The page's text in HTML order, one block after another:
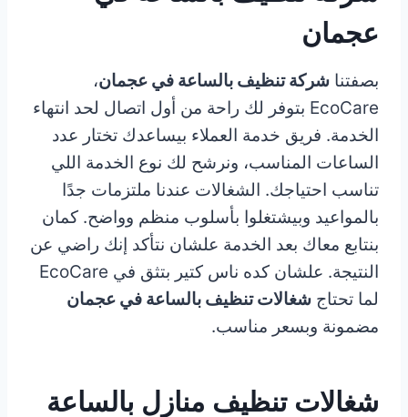
عجمان
بصفتنا شركة تنظيف بالساعة في عجمان،
EcoCare بتوفر لك راحة من أول اتصال لحد انتهاء
الخدمة. فريق خدمة العملاء بيساعدك تختار عدد
الساعات المناسب، ونرشح لك نوع الخدمة اللي
تناسب احتياجك. الشغالات عندنا ملتزمات جدًا
بالمواعيد وبيشتغلوا بأسلوب منظم وواضح. كمان
بنتابع معاك بعد الخدمة علشان نتأكد إنك راضي عن
النتيجة. علشان كده ناس كتير بتثق في EcoCare
لما تحتاج شغالات تنظيف بالساعة في عجمان
مضمونة وبسعر مناسب.
شغالات تنظيف منازل بالساعة